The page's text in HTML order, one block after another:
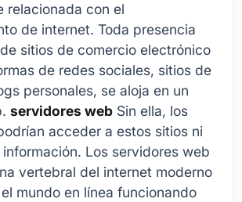
relacionada con el
de internet. Toda presencia
sitios de comercio electrónico
de redes sociales, sitios de
personales, se aloja en un
servidores web Sin ella, los
acceder a estos sitios ni
Los servidores web
vertebral del internet moderno
mundo en línea funcionando